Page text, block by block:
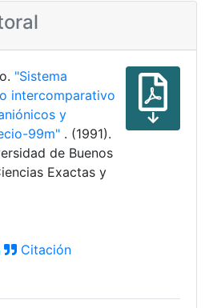
"Sistema
intercomparativo
y
99m" . (1991).
de Buenos
Exactas y
Citación